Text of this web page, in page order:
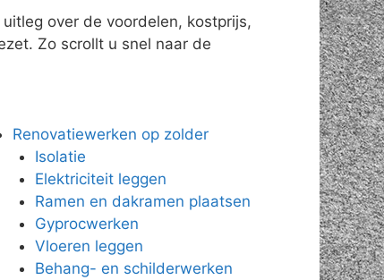
over de voordelen, kostprijs,
Zo scrollt u snel naar de
Renovatiewerken op zolder
Isolatie
Elektriciteit leggen
Ramen en dakramen plaatsen
Gyprocwerken
Vloeren leggen
Behang- en schilderwerken